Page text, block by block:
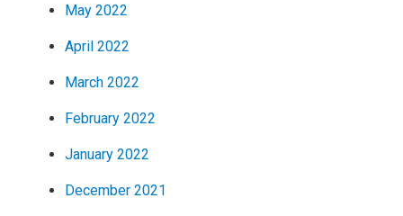
May 2022
April 2022
March 2022
February 2022
January 2022
December 2021